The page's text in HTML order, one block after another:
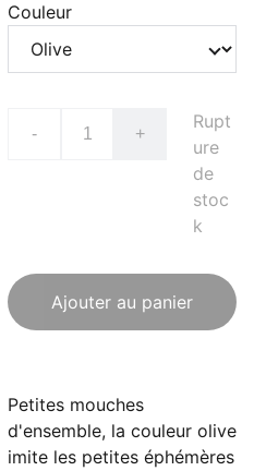
Couleur
- +
Rupt
ure
de
stoc
k
Ajouter au panier
Petites mouches
d'ensemble, la couleur olive
imite les petites éphémères